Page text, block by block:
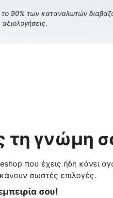
90% των καταναλωτών
τη γνώμη
που έχεις ήδη κάνει
σωστές επιλογές.
σου!